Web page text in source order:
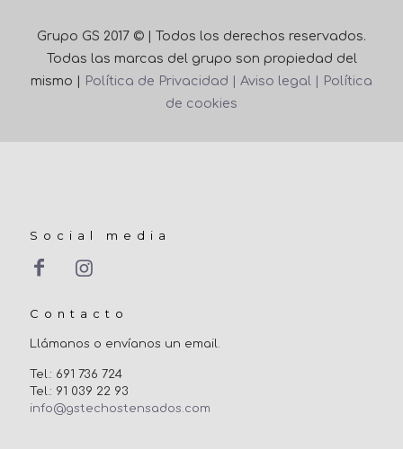
Grupo GS 2017 © | Todos los derechos reservados.
Todas las marcas del grupo son propiedad del
mismo |
Política de Privacidad | Aviso legal |
Política
de cookies
Social media
Contacto
Llámanos o envíanos un email.
Tel.: 691 736 724
Tel.: 91 039 22 93
info@gstechostensados.com